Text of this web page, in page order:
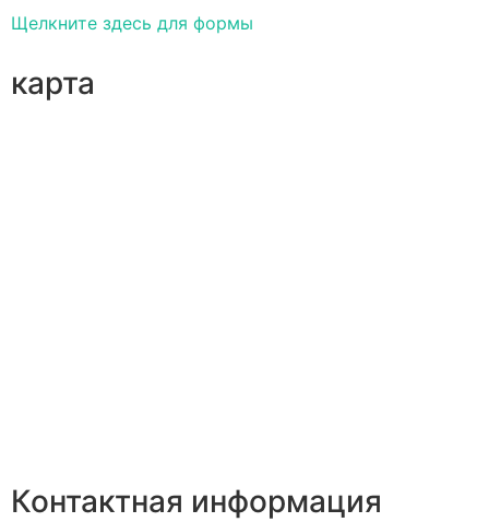
Щелкните здесь для формы
карта
Контактная информация